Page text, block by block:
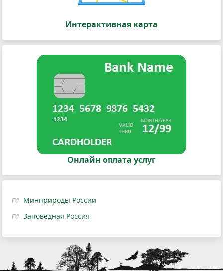
Интерактивная карта
Онлайн оплата услуг
Минприроды России
Заповедная Россия